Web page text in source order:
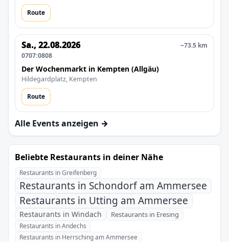
Route
Sa., 22.08.2026
0707:0808
~73.5 km
Der Wochenmarkt in Kempten (Allgäu)
Hildegardplatz, Kempten
Route
Alle Events anzeigen →
Beliebte Restaurants in deiner Nähe
Restaurants in Greifenberg
Restaurants in Schondorf am Ammersee
Restaurants in Utting am Ammersee
Restaurants in Windach Restaurants in Eresing
Restaurants in Andechs
Restaurants in Herrsching am Ammersee